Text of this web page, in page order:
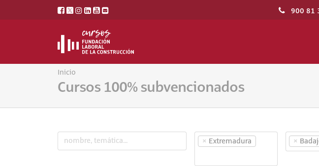
900 81
Inicio
Cursos 100% subvencionados
× Extremadura ×